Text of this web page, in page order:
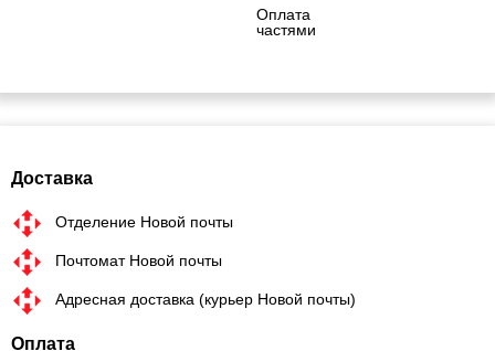
Оплата
частями
Доставка
Отделение Новой почты
Почтомат Новой почты
Адресная доставка (курьер Новой почты)
Оплата